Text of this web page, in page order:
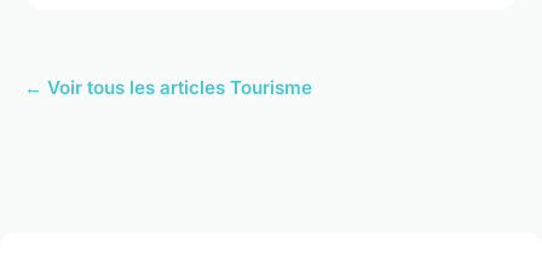
← Voir tous les articles Tourisme